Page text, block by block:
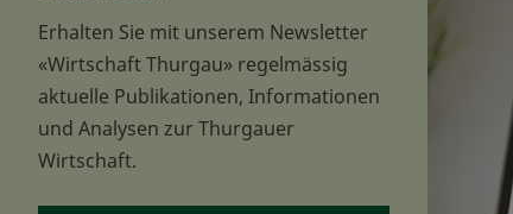
Erhalten Sie mit unserem Newsletter
«Wirtschaft Thurgau» regelmässig
aktuelle Publikationen, Informationen
und Analysen zur Thurgauer
Wirtschaft.